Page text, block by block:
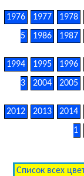
1976 1977 1978
5
1986 1987
1994 1995 1996
3
2004 2005
2012 2013 2014
1
Список всех